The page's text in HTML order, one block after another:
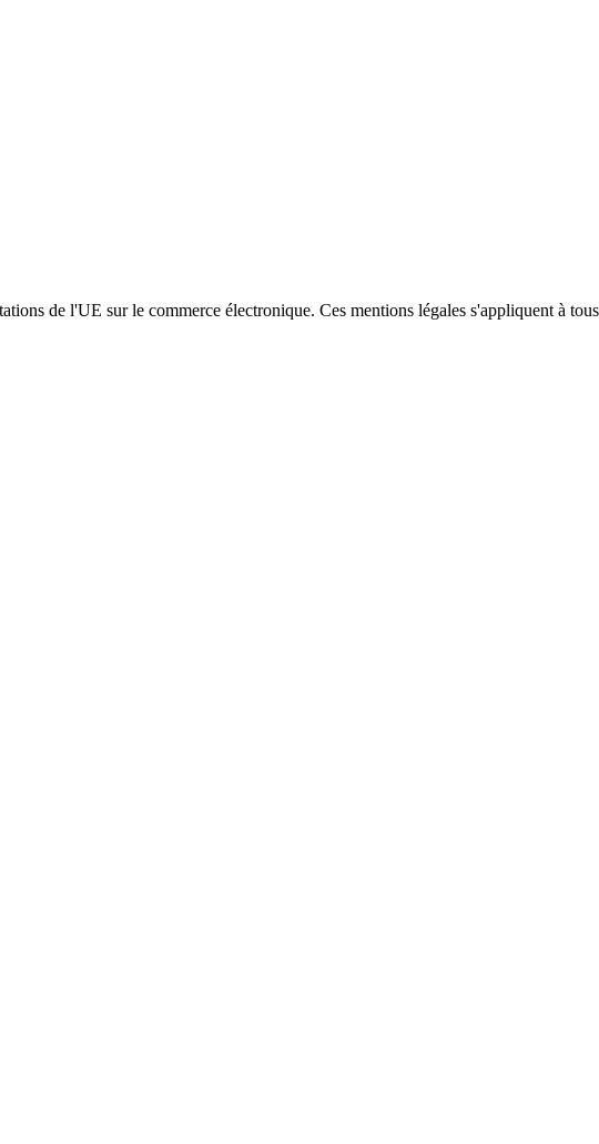
de l'UE sur le commerce électronique. Ces mentions légales s'appliquent à